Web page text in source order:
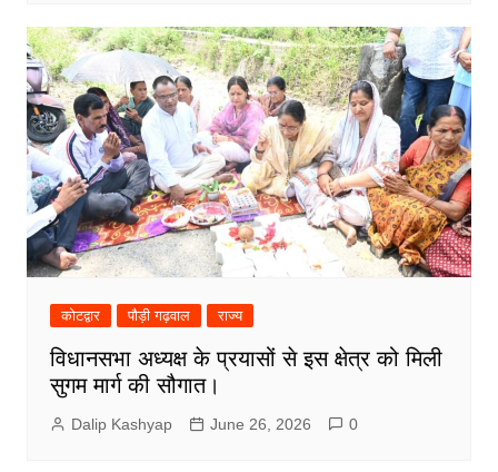
कोटद्वार पौड़ी गढ़वाल राज्य
विधानसभा अध्यक्ष के प्रयासों से इस क्षेत्र को मिली
सुगम मार्ग की सौगात।
Dalip Kashyap June 26, 2026 0